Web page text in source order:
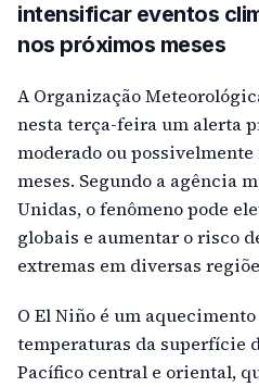
intensificar eventos
nos próximos meses
A Organização
nesta terça-feira um alerta
moderado ou
meses. Segundo a agência
Unidas, o fenômeno pode
globais e aumentar o risco
extremas em diversas
O El Niño é um
temperaturas da superfície
Pacífico central e oriental,